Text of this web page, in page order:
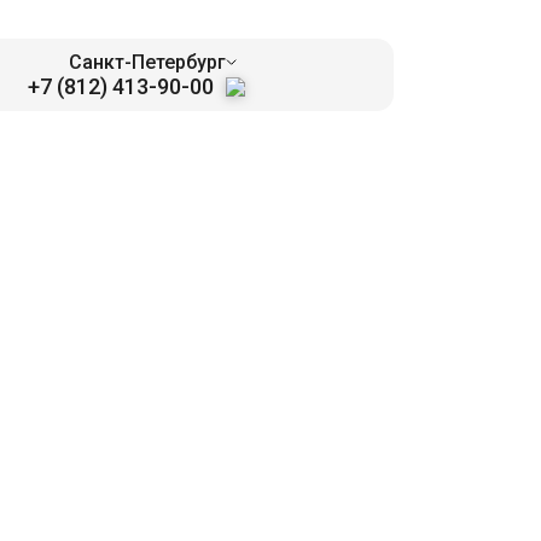
Санкт-Петербург
+7 (812) 413-90-00